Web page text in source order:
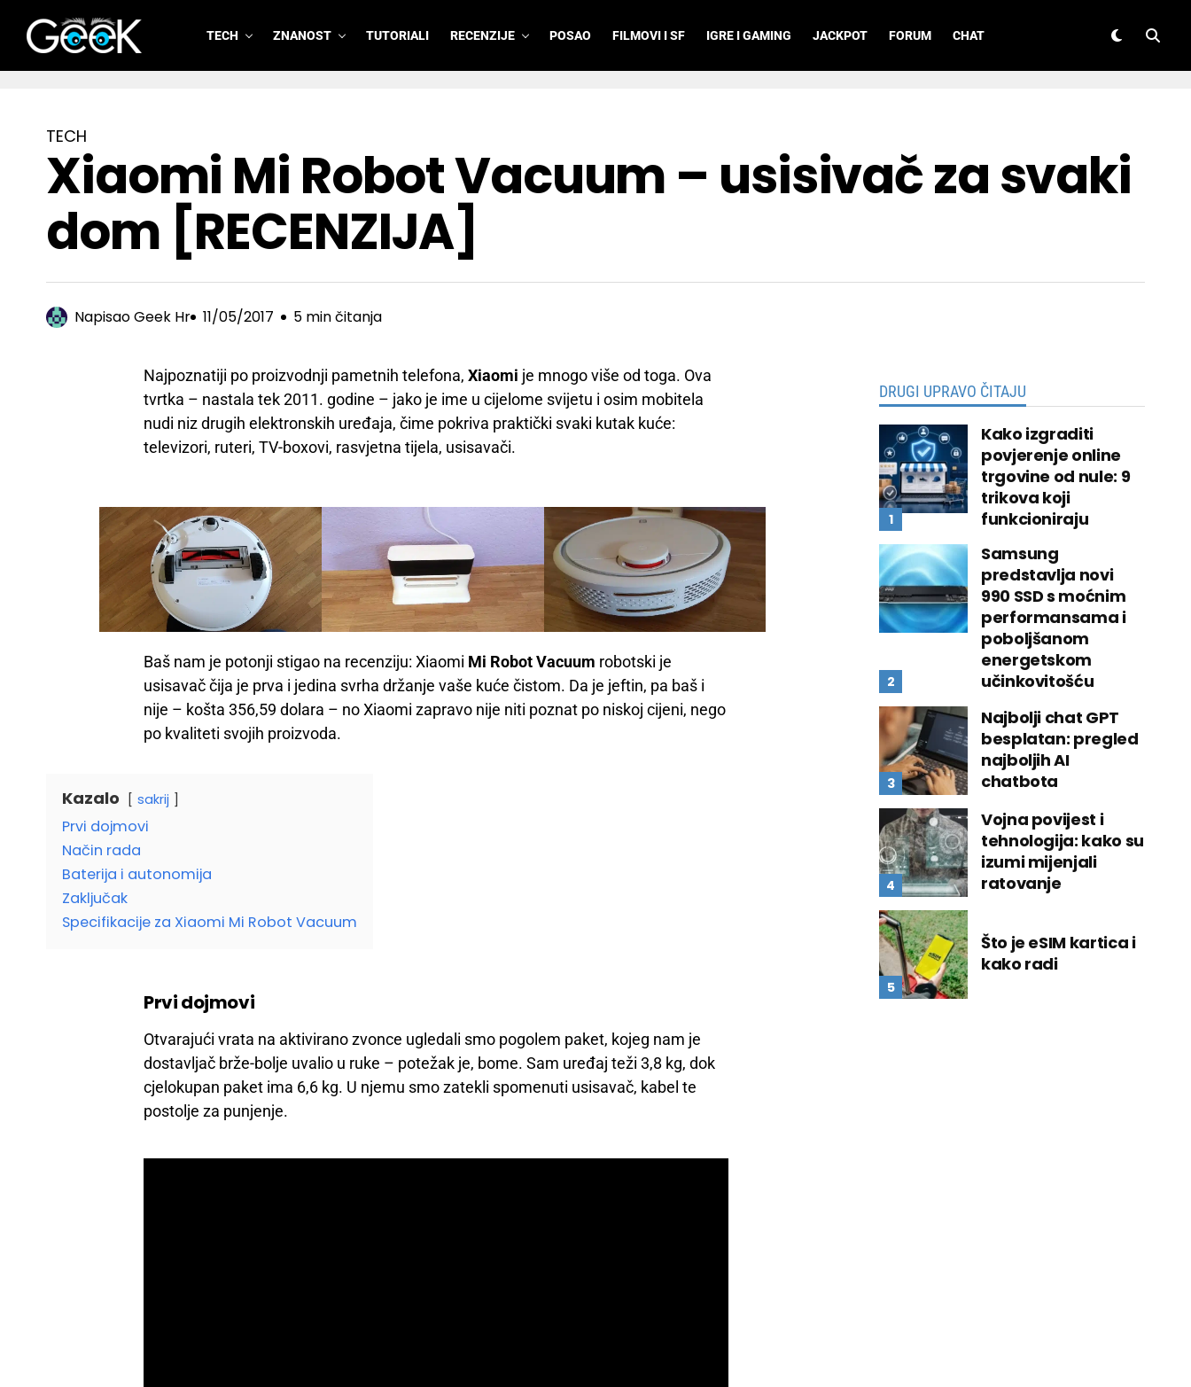
GeeK.hr
TECH ZNANOST TUTORIALI RECENZIJE POSAO FILMOVI I SF IGRE I GAMING JACKPOT FORUM CHAT
TECH
Xiaomi Mi Robot Vacuum – usisivač za svaki
dom [RECENZIJA]
NapisaoGeek Hr 11/05/2017 5 min čitanja
Najpoznatiji po proizvodnji pametnih telefona, Xiaomi je mnogo više od toga. Ova
tvrtka – nastala tek 2011. godine – jako je ime u cijelome svijetu i osim mobitela
nudi niz drugih elektronskih uređaja, čime pokriva praktički svaki kutak kuće:
televizori, ruteri, TV-boxovi, rasvjetna tijela, usisavači.
Baš nam je potonji stigao na recenziju: Xiaomi Mi Robot Vacuum robotski je
usisavač čija je prva i jedina svrha držanje vaše kuće čistom. Da je jeftin, pa baš i
nije – košta 356,59 dolara – no Xiaomi zapravo nije niti poznat po niskoj cijeni, nego
po kvaliteti svojih proizvoda.
Kazalo sakrij
Prvi dojmovi
Način rada
Baterija i autonomija
Zaključak
Specifikacije za Xiaomi Mi Robot Vacuum
Prvi dojmovi
Otvarajući vrata na aktivirano zvonce ugledali smo pogolem paket, kojeg nam je
dostavljač brže-bolje uvalio u ruke – potežak je, bome. Sam uređaj teži 3,8 kg, dok
cjelokupan paket ima 6,6 kg. U njemu smo zatekli spomenuti usisavač, kabel te
postolje za punjenje.
DRUGI UPRAVO ČITAJU
Kako izgraditi
povjerenje online
trgovine od nule: 9
trikova koji
funkcioniraju
Samsung
predstavlja novi
990 SSD s moćnim
performansama i
poboljšanom
energetskom
učinkovitošću
Najbolji chat GPT
besplatan: pregled
najboljih AI
chatbota
Vojna povijest i
tehnologija: kako su
izumi mijenjali
ratovanje
Što je eSIM kartica i
kako radi